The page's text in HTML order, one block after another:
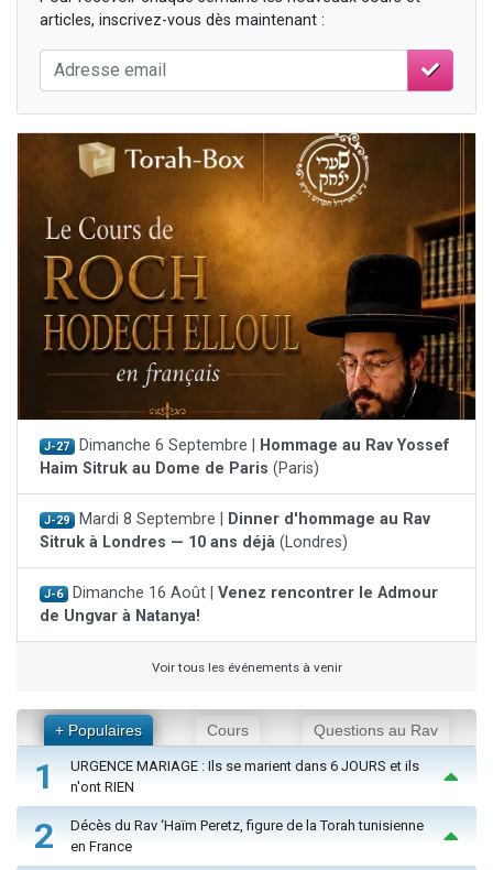
articles, inscrivez-vous dès maintenant :
J-27 Dimanche 6 Septembre |
Hommage au Rav Yossef
Haim Sitruk au Dome de Paris (Paris)
J-29 Mardi 8 Septembre |
Dinner d'hommage au Rav
Sitruk à Londres — 10 ans déjà (Londres)
J-6 Dimanche 16 Août | Venez rencontrer le Admour
de Ungvar à Natanya!
Voir tous les événements à venir
+ Populaires Cours Questions au Rav
1
URGENCE MARIAGE : Ils se marient dans 6 JOURS et ils
n'ont RIEN
2
Décès du Rav ‘Haïm Peretz, figure de la Torah tunisienne
en France